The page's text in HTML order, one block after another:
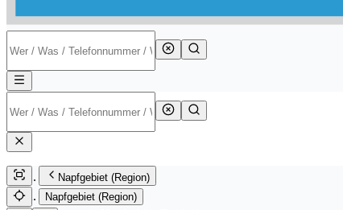
Napfgebiet (Region)
Napfgebiet (Region)